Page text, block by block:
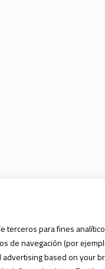
terceros para fines
de navegación (por
based on your